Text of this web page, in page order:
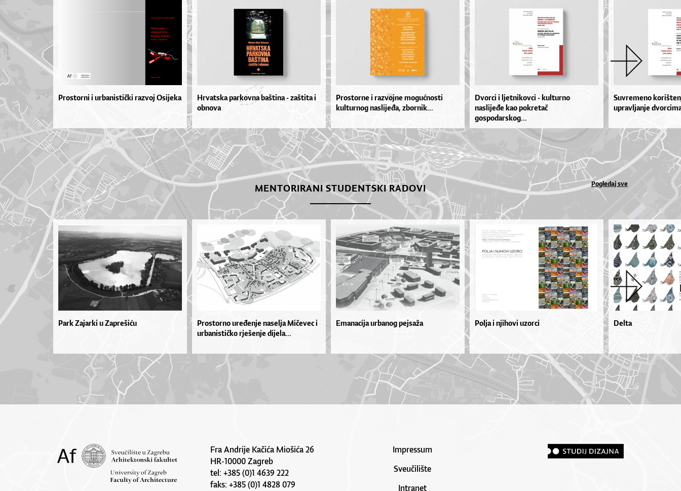
Prostorni i urbanistički razvoj Osijeka
Hrvatska parkovna baština - zaštita i
obnova
Prostorne i razvojne mogućnosti
kulturnog naslijeđa, zbornik...
Dvorci i ljetnikovci - kulturno
naslijeđe kao pokretač
gospodarskog...
Suvremeno
upravljanje
MENTORIRANI STUDENTSKI RADOVI Pogledaj sve
Park Zajarki u Zaprešiću
Prostorno uređenje naselja Mičevec i
urbanističko rješenje dijela...
Emanacija urbanog pejsaža Polja i njihovi uzorci Delta
Fra Andrije Kačića Miošića 26
HR-10000 Zagreb
tel: +385 (0)1 4639 222
faks: +385 (0)1 4828 079
Impressum
Sveučilište
Intranet